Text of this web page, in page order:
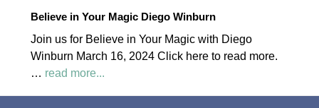
Palapa
Society
News
Believe in Your Magic Diego Winburn
Join us for Believe in Your Magic with Diego
Winburn March 16, 2024 Click here to read more.
… read more...